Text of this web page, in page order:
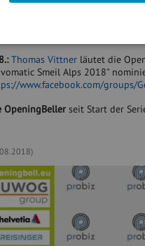
Thomas Vittnerläutet die
Smeil Alps 2018"
www.facebook.com/groups/
OpeningBellerseit Start der